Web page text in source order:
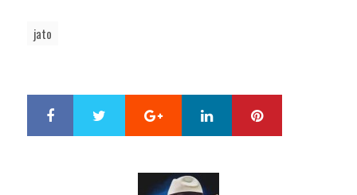
jato
Google+ LinkedIn